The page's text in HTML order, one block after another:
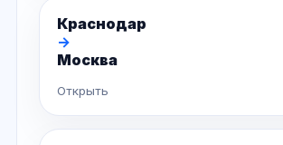
Краснодар
→
Москва
Открыть